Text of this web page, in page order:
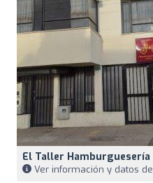
El Taller Hamburguesería
Ver información y datos